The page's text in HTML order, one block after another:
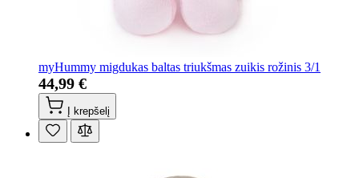
myHummy migdukas baltas triukšmas zuikis rožinis 3/1
44,99 €
Į krepšelį